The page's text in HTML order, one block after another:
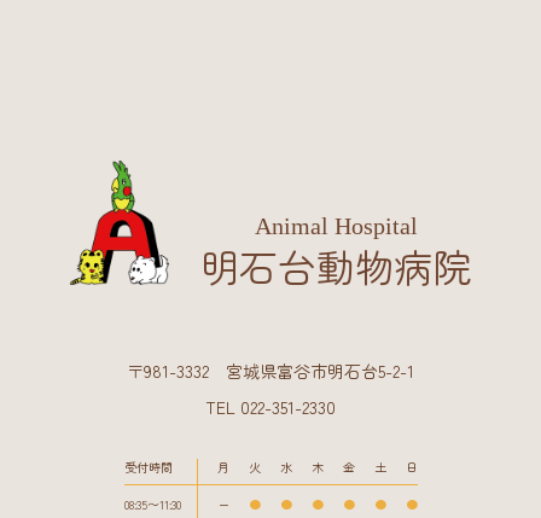
Animal Hospital
明石台動物病院
〒981-3332 宮城県富谷市明石台5-2-1
TEL 022-351-2330
受付時間 月 火 水 木 金 土 日
08:35〜11:30 ー ● ● ● ● ● ●